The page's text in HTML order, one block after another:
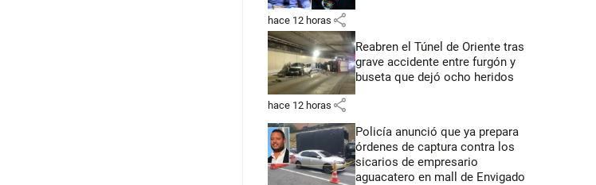
hace 12 horas share
Reabren el Túnel de Oriente tras
grave accidente entre furgón y
buseta que dejó ocho heridos
hace 12 horas share
Policía anunció que ya prepara
órdenes de captura contra los
sicarios de empresario
aguacatero en mall de Envigado